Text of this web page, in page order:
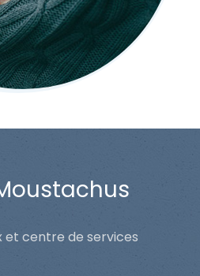
et centre de services